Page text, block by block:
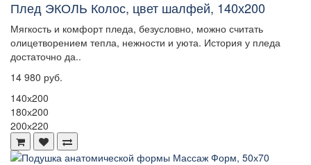
Плед ЭКОЛЬ Колос, цвет шалфей, 140х200
Мягкость и комфорт пледа, безусловно, можно считать
олицетворением тепла, нежности и уюта. История у пледа
достаточно да..
14 980 руб.
140х200
180х200
200х220